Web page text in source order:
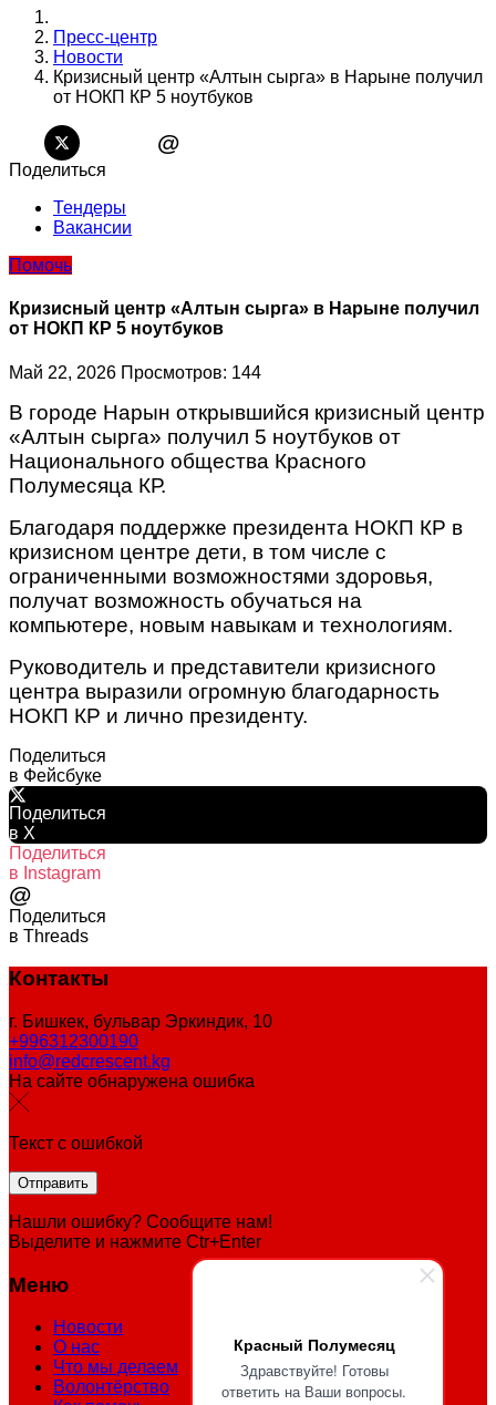
Красный Полумесяц
Здравствуйте! Готовы
ответить на Ваши вопросы.
Пресс-центр
Новости
Кризисный центр «Алтын сырга» в Нарыне получил
от НОКП КР 5 ноутбуков
@
Поделиться
Тендеры
Вакансии
Помочь
Кризисный центр «Алтын сырга» в Нарыне получил
от НОКП КР 5 ноутбуков
Май 22, 2026 Просмотров: 144
В городе Нарын открывшийся кризисный центр
«Алтын сырга» получил 5 ноутбуков от
Национального общества Красного
Полумесяца КР.
Благодаря поддержке президента НОКП КР в
кризисном центре дети, в том числе с
ограниченными возможностями здоровья,
получат возможность обучаться на
компьютере, новым навыкам и технологиям.
Руководитель и представители кризисного
центра выразили огромную благодарность
НОКП КР и лично президенту.
Поделиться
в Фейсбуке
Поделиться
в X
Поделиться
в Instagram
@
Поделиться
в Threads
Контакты
г. Бишкек, бульвар Эркиндик, 10
+996312300190
info@redcrescent.kg
На сайте обнаружена ошибка
Текст с ошибкой
Нашли ошибку? Сообщите нам!
Выделите и нажмите Ctr+Enter
Меню
Новости
О нас
Что мы делаем
Волонтёрство